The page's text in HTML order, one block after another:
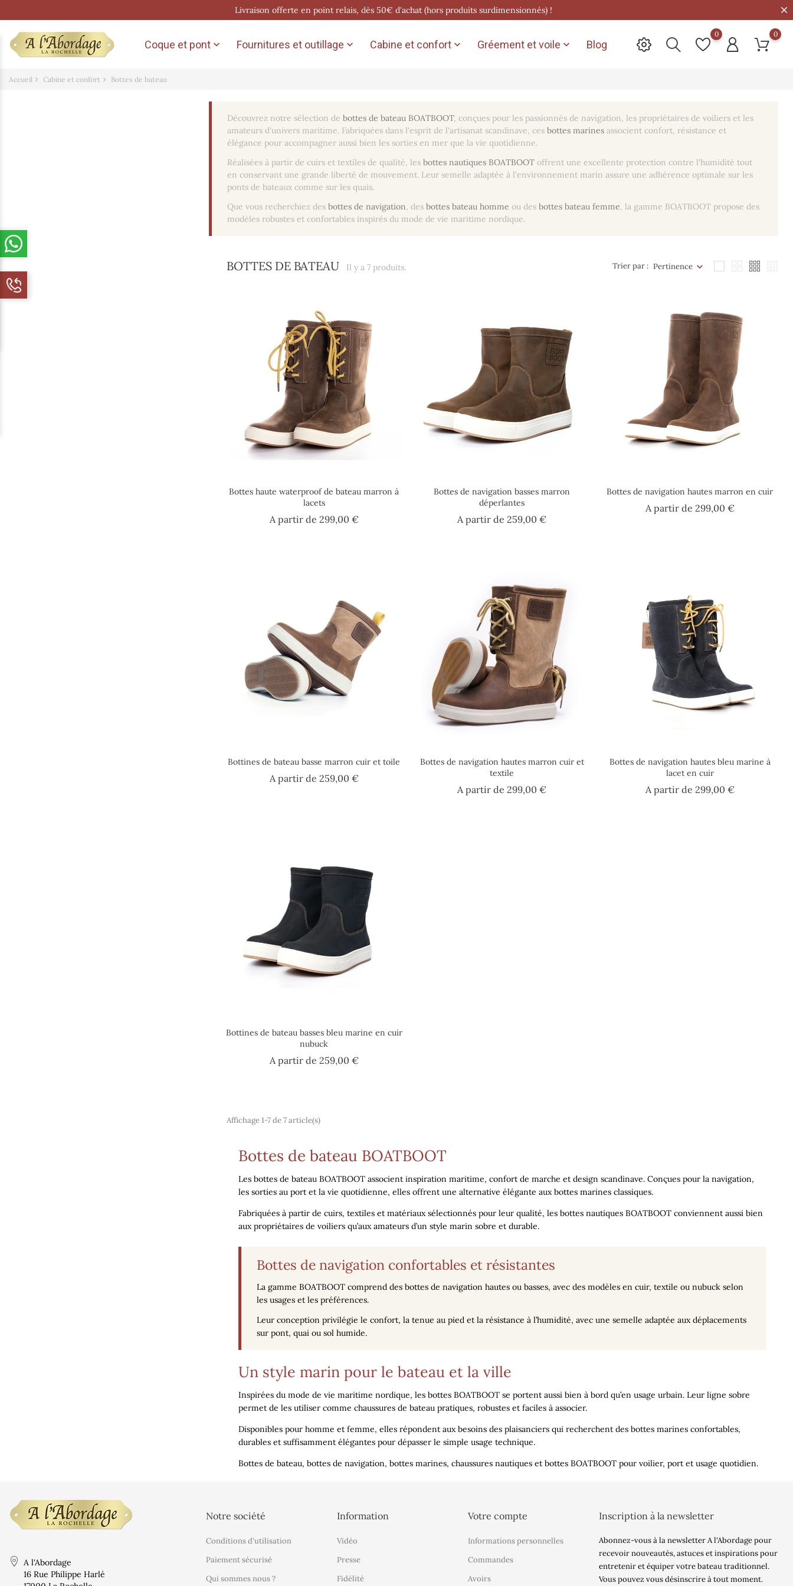
Livraison offerte en point relais, dès 50€ d'achat (hors produits surdimensionnés) !
Coque et pont  Fournitures et outillage  Cabine et confort  Gréement et voile  Blog
0 0
Accueil Cabine et confort Bottes de bateau
Découvrez notre sélection de bottes de bateau BOATBOOT, conçues pour les passionnés de navigation, les propriétaires de voiliers et les
amateurs d'univers maritime. Fabriquées dans l'esprit de l'artisanat scandinave, ces bottes marinesassocient confort, résistance et
élégance pour accompagner aussi bien les sorties en mer que la vie quotidienne.
Réalisées à partir de cuirs et textiles de qualité, les bottes nautiques BOATBOOToffrent une excellente protection contre l'humidité tout
en conservant une grande liberté de mouvement. Leur semelle adaptée à l'environnement marin assure une adhérence optimale sur les
ponts de bateaux comme sur les quais.
Que vous recherchiez des bottes de navigation, des bottes bateau homme ou des bottes bateau femme, la gamme BOATBOOT propose des
modèles robustes et confortables inspirés du mode de vie maritime nordique.
BOTTES DE BATEAU Il y a 7 produits. Trier par : Pertinence
Bottes haute waterproof de bateau marron à
lacets
A partir de 299,00 €Prix
Bottes de navigation basses marron
déperlantes
A partir de 259,00 €Prix
Bottes de navigation hautes marron en cuir
A partir de 299,00 €Prix
Bottines de bateau basse marron cuir et toile
A partir de 259,00 €Prix
Bottes de navigation hautes marron cuir et
textile
A partir de299,00 €Prix
Bottes de navigation hautes bleu marine à
lacet en cuir
A partir de 299,00 €Prix
Bottines de bateau basses bleu marine en cuir
nubuck
A partir de 259,00 €Prix
Affichage 1-7 de 7 article(s)
Bottes de bateau BOATBOOT
Les bottes de bateau BOATBOOTassocient inspiration maritime, confort de marche et design scandinave. Conçues pour la navigation,
les sorties au port et la vie quotidienne, elles offrent une alternative élégante aux bottes marines classiques.
Fabriquées à partir de cuirs, textiles et matériaux sélectionnés pour leur qualité, les bottes nautiques BOATBOOTconviennent aussi bien
aux propriétaires de voiliers qu’aux amateurs d’un style marin sobre et durable.
Bottes de navigation confortables et résistantes
La gamme BOATBOOT comprend des bottes de navigation hautes ou basses, avec des modèles en cuir, textile ou nubuck selon
les usages et les préférences.
Leur conception privilégie le confort, la tenue au pied et la résistance à l’humidité, avec une semelle adaptée aux déplacements
sur pont, quai ou sol humide.
Un style marin pour le bateau et la ville
Inspirées du mode de vie maritime nordique, les bottes BOATBOOTse portent aussi bien à bord qu’en usage urbain. Leur ligne sobre
permet de les utiliser comme chaussures de bateaupratiques, robustes et faciles à associer.
Disponibles pour homme et femme, elles répondent aux besoins des plaisanciers qui recherchent des bottes marinesconfortables,
durables et suffisamment élégantes pour dépasser le simple usage technique.
Bottes de bateau, bottes de navigation, bottes marines, chaussures nautiques et bottes BOATBOOT pour voilier, port et usage quotidien.
A l'Abordage
16 Rue Philippe Harlé
Notre société
Conditions d'utilisation
Paiement sécurisé
Qui sommes nous ?
Information
Vidéo
Presse
Fidélité
Votre compte
Informations personnelles
Commandes
Avoirs
Inscription à la newsletter
Abonnez-vous à la newsletter A l'Abordage pour
recevoir nouveautés, astuces et inspirations pour
entretenir et équiper votre bateau traditionnel.
Vous pouvez vous désinscrire à tout moment.